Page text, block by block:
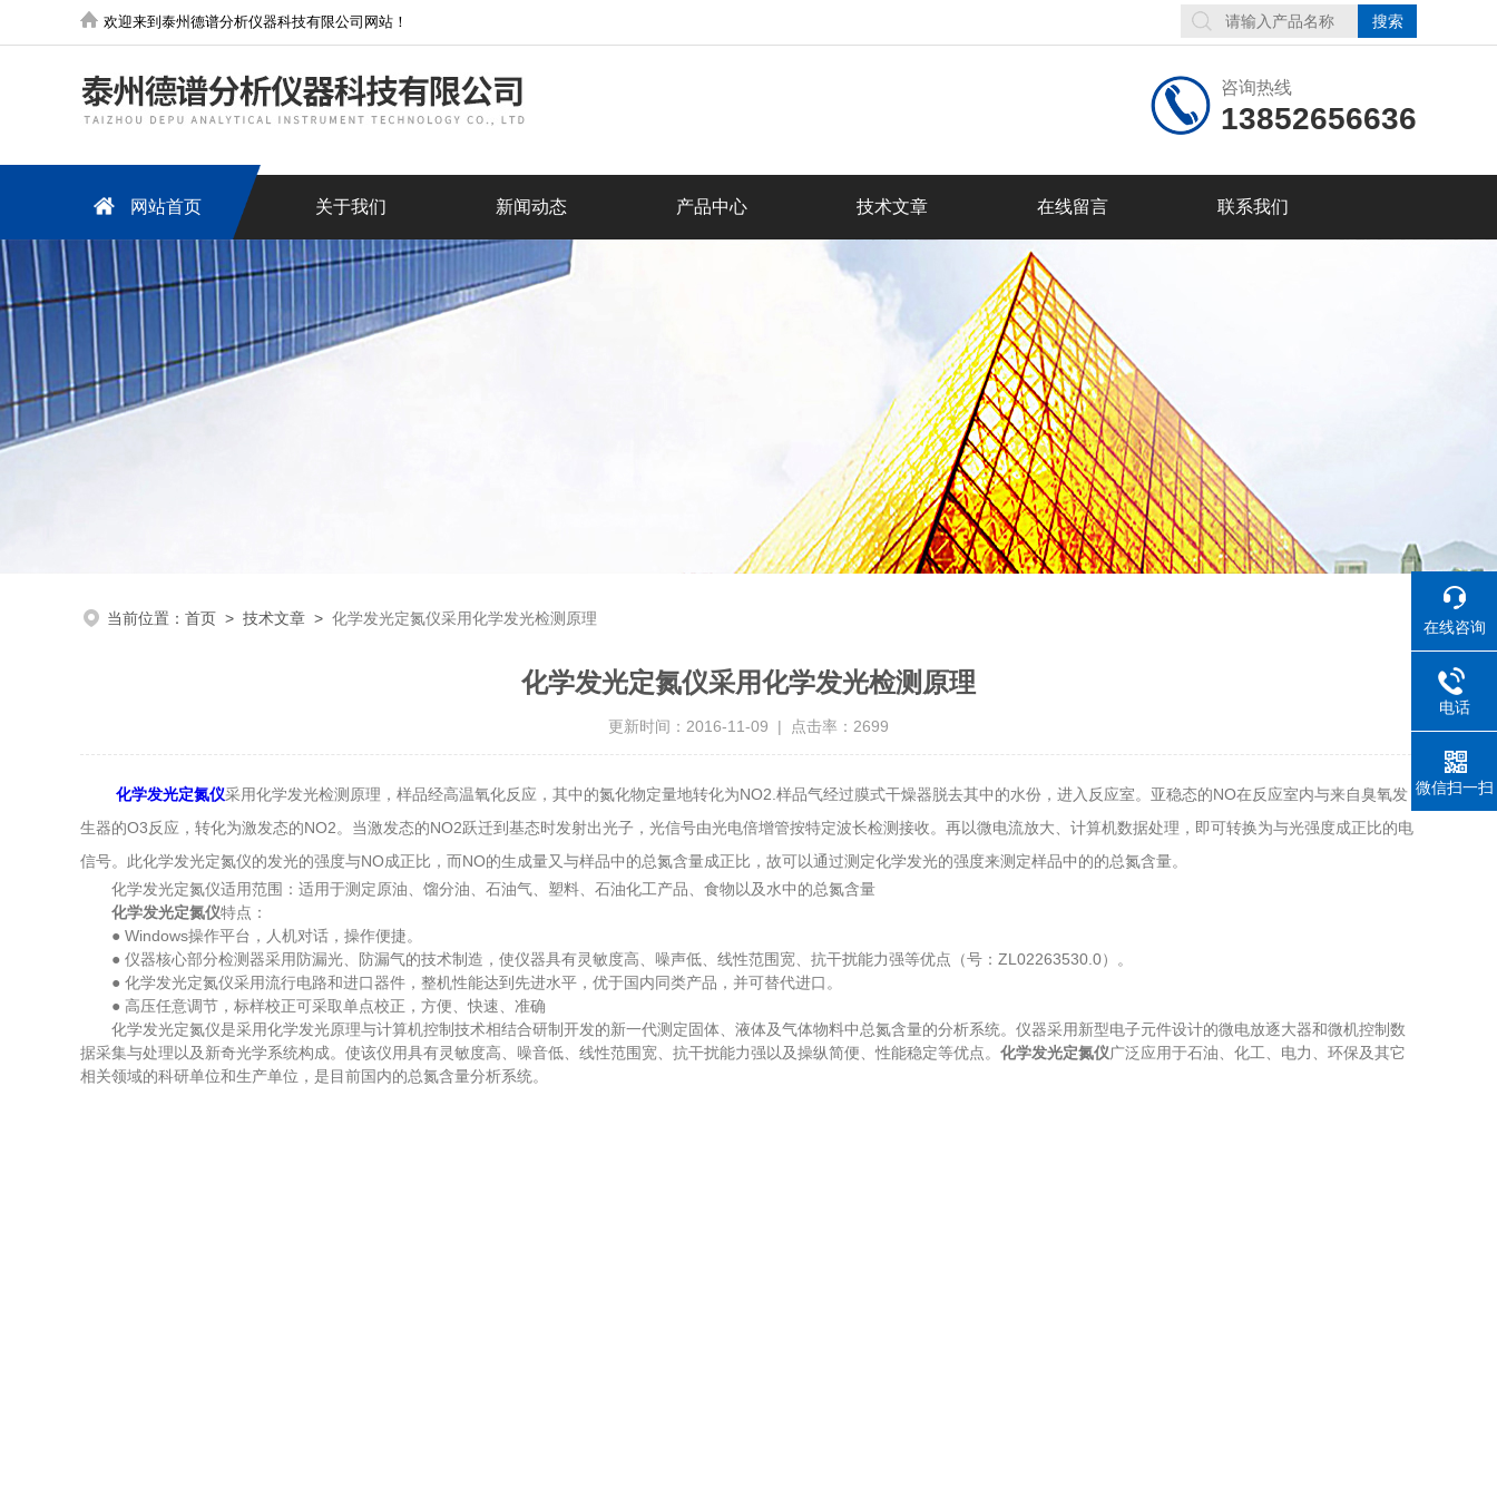
欢迎来到泰州德谱分析仪器科技有限公司网站！
咨询热线
13852656636
网站首页 关于我们 新闻动态 产品中心 技术文章 在线留言 联系我们
当前位置： 首页 > 技术文章 > 化学发光定氮仪采用化学发光检测原理
化学发光定氮仪采用化学发光检测原理
更新时间：2016-11-09 | 点击率：2699
化学发光定氮仪采用化学发光检测原理，样品经高温氧化反应，其中的氮化物定量地转化为NO2.样品气经过膜式干燥器脱去其中的水份，进入反应室。亚稳态的NO在反应室内与来自臭氧发
生器的O3反应，转化为激发态的NO2。当激发态的NO2跃迁到基态时发射出光子，光信号由光电倍增管按特定波长检测接收。再以微电流放大、计算机数据处理，即可转换为与光强度成正比的电
信号。此化学发光定氮仪的发光的强度与NO成正比，而NO的生成量又与样品中的总氮含量成正比，故可以通过测定化学发光的强度来测定样品中的的总氮含量。
化学发光定氮仪适用范围：适用于测定原油、馏分油、石油气、塑料、石油化工产品、食物以及水中的总氮含量
化学发光定氮仪特点：
● Windows操作平台，人机对话，操作便捷。
● 仪器核心部分检测器采用防漏光、防漏气的技术制造，使仪器具有灵敏度高、噪声低、线性范围宽、抗干扰能力强等优点（号：ZL02263530.0）。
● 化学发光定氮仪采用流行电路和进口器件，整机性能达到先进水平，优于国内同类产品，并可替代进口。
● 高压任意调节，标样校正可采取单点校正，方便、快速、准确
化学发光定氮仪是采用化学发光原理与计算机控制技术相结合研制开发的新一代测定固体、液体及气体物料中总氮含量的分析系统。仪器采用新型电子元件设计的微电放逐大器和微机控制数
据采集与处理以及新奇光学系统构成。使该仪用具有灵敏度高、噪音低、线性范围宽、抗干扰能力强以及操纵简便、性能稳定等优点。 化学发光定氮仪广泛应用于石油、化工、电力、环保及其它
相关领域的科研单位和生产单位，是目前国内的总氮含量分析系统。
在线咨询
电话
微信扫一扫